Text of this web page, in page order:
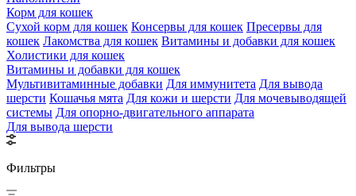
Корм для кошек
Сухой корм для кошек Консервы для кошек Пресервы для
кошек Лакомства для кошек Витамины и добавки для кошек
Холистики для кошек
Витамины и добавки для кошек
Мультивитаминные добавки Для иммунитета Для вывода
шерсти Кошачья мята Для кожи и шерсти Для мочевыводящей
системы Для опорно-двигательного аппарата
Для вывода шерсти
Фильтры